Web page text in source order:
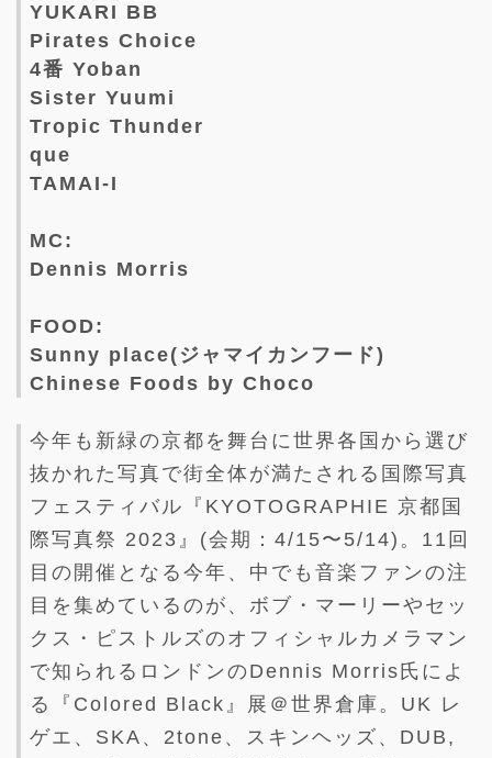
YUKARI BB
Pirates Choice
4番 Yoban
Sister Yuumi
Tropic Thunder
que
TAMAI-I
MC:
Dennis Morris
FOOD:
Sunny place(ジャマイカンフード)
Chinese Foods by Choco
今年も新緑の京都を舞台に世界各国から選び
抜かれた写真で街全体が満たされる国際写真
フェスティバル『KYOTOGRAPHIE 京都国
際写真祭 2023』(会期：4/15〜5/14)。11回
目の開催となる今年、中でも音楽ファンの注
目を集めているのが、ボブ・マーリーやセッ
クス・ピストルズのオフィシャルカメラマン
で知られるロンドンのDennis Morris氏によ
る『Colored Black』展＠世界倉庫。UK レ
ゲエ、SKA、2tone、スキンヘッズ、DUB,